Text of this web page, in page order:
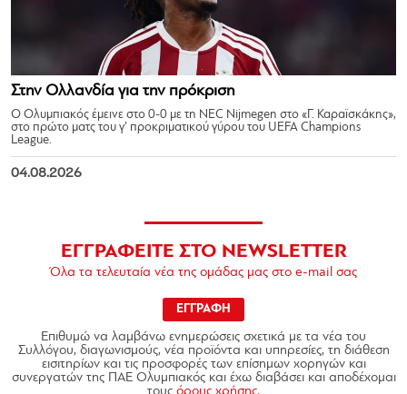
Στην Ολλανδία για την πρόκριση
Ο Ολυμπιακός έμεινε στο 0-0 με τη NEC Nijmegen στο «Γ. Καραϊσκάκης»,
στο πρώτο ματς του γ’ προκριματικού γύρου του UEFA Champions
League.
04.08.2026
ΕΓΓΡΑΦΕΙΤΕ ΣΤΟ NEWSLETTER
Όλα τα τελευταία νέα της ομάδας μας στο e-mail σας
ΕΓΓΡΑΦΗ
Επιθυμώ να λαμβάνω ενημερώσεις σχετικά με τα νέα του
Συλλόγου, διαγωνισμούς, νέα προϊόντα και υπηρεσίες, τη διάθεση
εισιτηρίων και τις προσφορές των επίσημων χορηγών και
συνεργατών της ΠΑΕ Ολυμπιακός και έχω διαβάσει και αποδέχομαι